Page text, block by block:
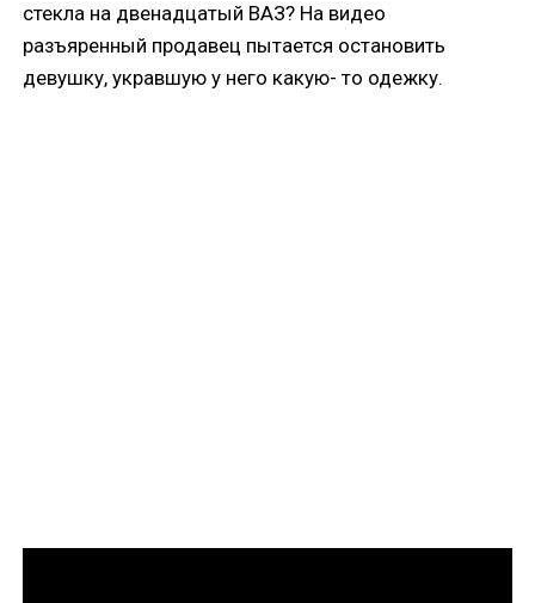
стекла на двенадцатый ВАЗ? На видео
разъяренный продавец пытается остановить
девушку, укравшую у него какую- то одежку.